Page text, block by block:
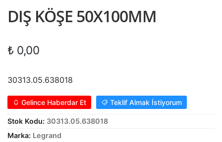
SOLAR SİSTEM
BANT / YAPIŞTIRICILAR
ŞALT MALZEMELERİ
KABLO
SARF MALZEME
PANOLAR
DIŞ KÖŞE 50X100MM
₺ 0,00
30313.05.638018
Gelince Haberdar Et Teklif Almak İstiyorum
Stok Kodu: 30313.05.638018
Marka: Legrand